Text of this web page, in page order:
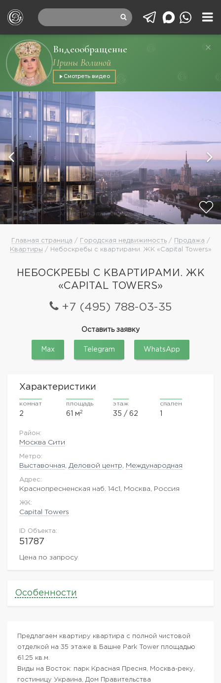
Видеообращение
Ирины Волиной
Смотреть видео
Главная страница / Городская недвижимость/ Продажа /
Квартиры / Небоскребы с квартирами. ЖК «Capital Towers»
НЕБОСКРЕБЫ С КВАРТИРАМИ. ЖК
«CAPITAL TOWERS»
+7 (495) 788-03-35
Оставить заявку
Max Telegram WhatsApp
Характеристики
комнат
2
площадь
61 м2
этаж
35 / 62
спален
1
Район:
Москва Сити
Метро:
Выставочная Деловой центр Международная
Адрес:
Краснопресненская наб. 14с1, Москва, Россия
ЖK:
Capital Towers
ID Объекта:
51787
Цена по запросу
Особенности
Предлагаем квартиру квартира с полной чистовой
отделкой на 35 этаже в Башне Park Tower площадью
61.25 кв.м.
Виды на Восток: парк Красная Пресня, Москва-реку,
гостиницу Украина, Дом Правительства